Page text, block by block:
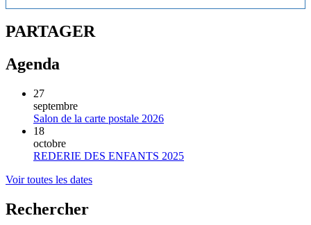
PARTAGER
Agenda
27
septembre
Salon de la carte postale 2026
18
octobre
REDERIE DES ENFANTS 2025
Voir toutes les dates
Rechercher